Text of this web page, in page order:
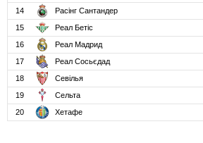
14
Расінг Сантандер
15
Реал Бетіс
16
Реал Мадрид
17
Реал Сосьєдад
18
Севілья
19
Сельта
20
Хетафе